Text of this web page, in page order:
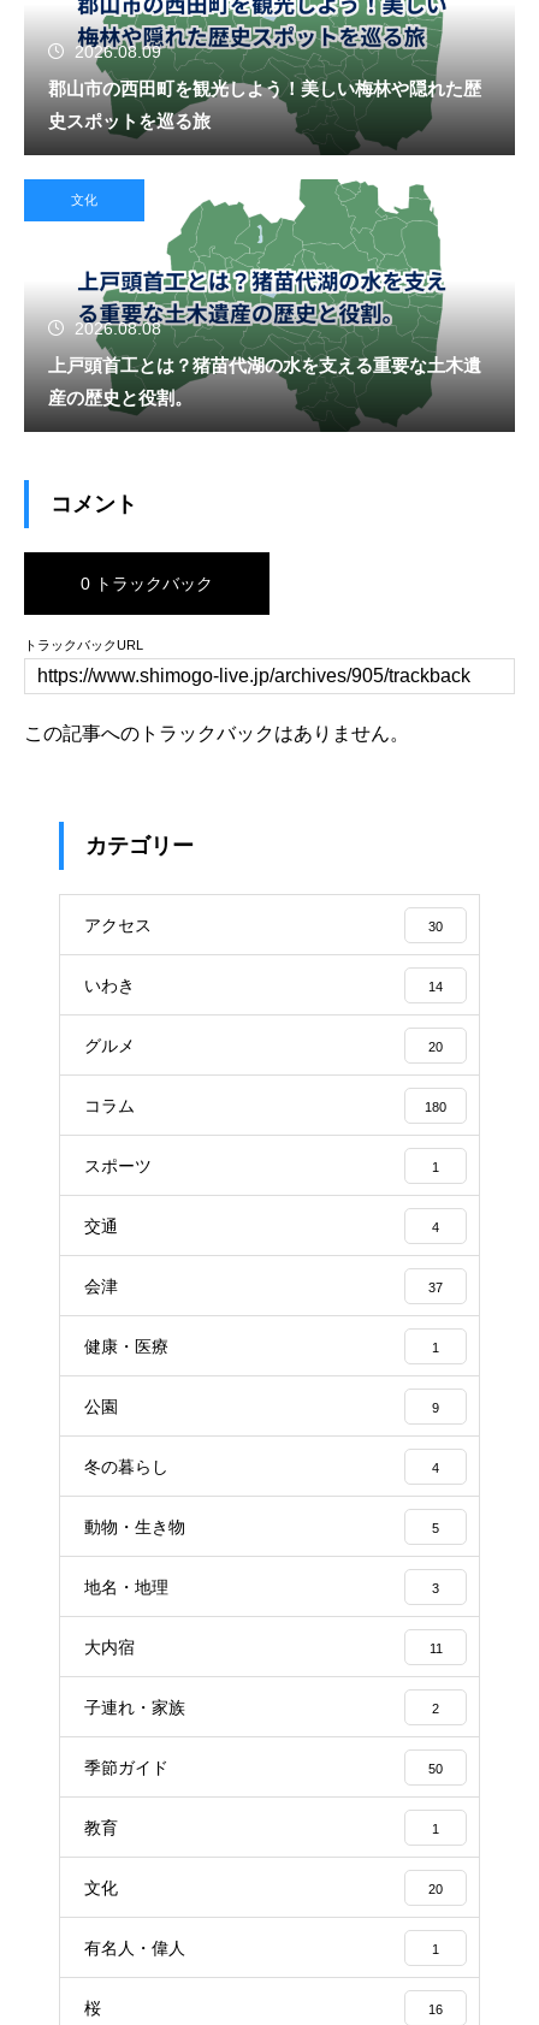
2026.08.09
郡山市の西田町を観光しよう！美しい梅林や隠れた歴
史スポットを巡る旅
文化
2026.08.08
上戸頭首工とは？猪苗代湖の水を支える重要な土木遺
産の歴史と役割。
コメント
0 トラックバック
トラックバックURL
この記事へのトラックバックはありません。
カテゴリー
アクセス 30
いわき 14
グルメ 20
コラム 180
スポーツ 1
交通 4
会津 37
健康・医療 1
公園 9
冬の暮らし 4
動物・生き物 5
地名・地理 3
大内宿 11
子連れ・家族 2
季節ガイド 50
教育 1
文化 20
有名人・偉人 1
桜 16